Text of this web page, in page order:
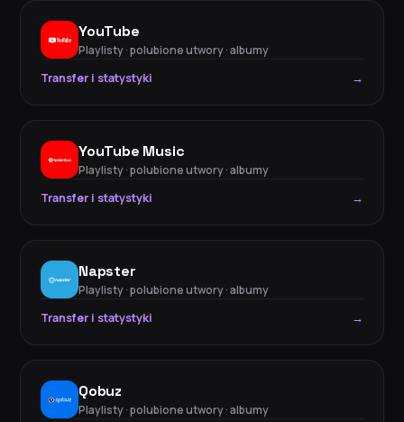
YouTube
Playlisty · polubione utwory · albumy
Transfer i statystyki
→
YouTube Music
Playlisty · polubione utwory · albumy
Transfer i statystyki
→
Napster
Playlisty · polubione utwory · albumy
Transfer i statystyki
→
Qobuz
Playlisty · polubione utwory · albumy